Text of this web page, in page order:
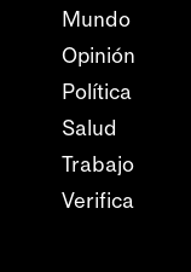
Mundo
Opinión
Política
Salud
Trabajo
Verifica